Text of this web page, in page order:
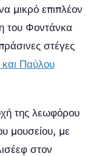
μικρό επιπλέον
του Φοντάνκα
στέγες
Παύλου
της λεωφόρου
μουσείου, με
στον